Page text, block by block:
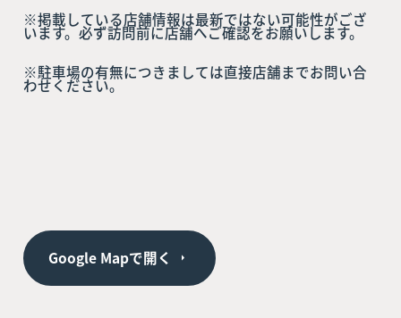
※掲載している店舗情報は最新ではない可能性がござ
います。必ず訪問前に店舗へご確認をお願いします。
※駐車場の有無につきましては直接店舗までお問い合
わせください。
Google Mapで開く